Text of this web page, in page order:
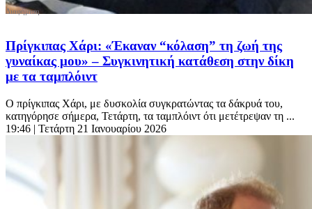
Πρίγκιπας Χάρι: «Έκαναν “κόλαση” τη ζωή της
γυναίκας μου» – Συγκινητική κατάθεση στην δίκη
με τα ταμπλόιντ
Ο πρίγκιπας Χάρι, με δυσκολία συγκρατώντας τα δάκρυά του,
κατηγόρησε σήμερα, Τετάρτη, τα ταμπλόιντ ότι μετέτρεψαν τη ...
19:46 | Τετάρτη 21 Ιανουαρίου 2026